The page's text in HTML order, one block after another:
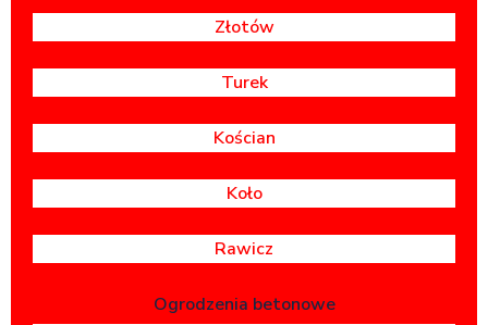
Złotów
Turek
Kościan
Koło
Rawicz
Ogrodzenia betonowe